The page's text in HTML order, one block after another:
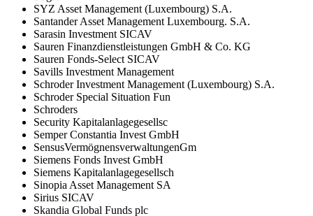
SYZ Asset Management (Luxembourg) S.A.
Santander Asset Management Luxembourg. S.A.
Sarasin Investment SICAV
Sauren Finanzdienstleistungen GmbH & Co. KG
Sauren Fonds-Select SICAV
Savills Investment Management
Schroder Investment Management (Luxembourg) S.A.
Schroder Special Situation Fun
Schroders
Security Kapitalanlagegesellsc
Semper Constantia Invest GmbH
SensusVermögnensverwaltungenGm
Siemens Fonds Invest GmbH
Siemens Kapitalanlagegesellsch
Sinopia Asset Management SA
Sirius SICAV
Skandia Global Funds plc